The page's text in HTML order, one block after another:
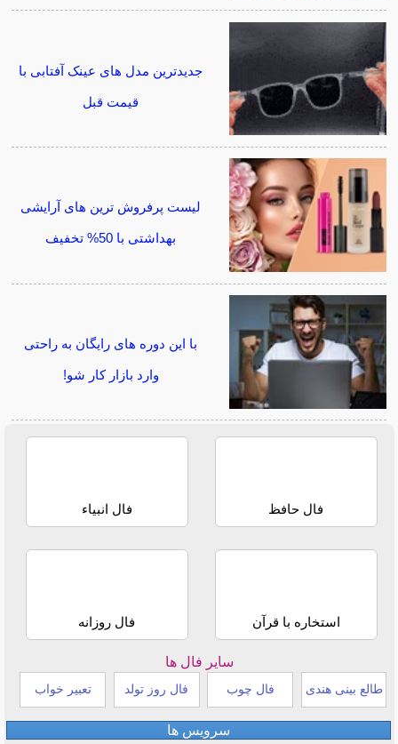
جدیدترین مدل های عینک آفتابی با
قیمت قبل
لیست پرفروش ترین های آرایشی
بهداشتی با 50% تخفیف
با این دوره های رایگان به راحتی
وارد بازار کار شو!
فال حافظ فال انبیاء
استخاره با قرآن فال روزانه
سایر فال ها
طالع بینی هندی فال چوب فال روز تولد تعبیر خواب
سرویس ها